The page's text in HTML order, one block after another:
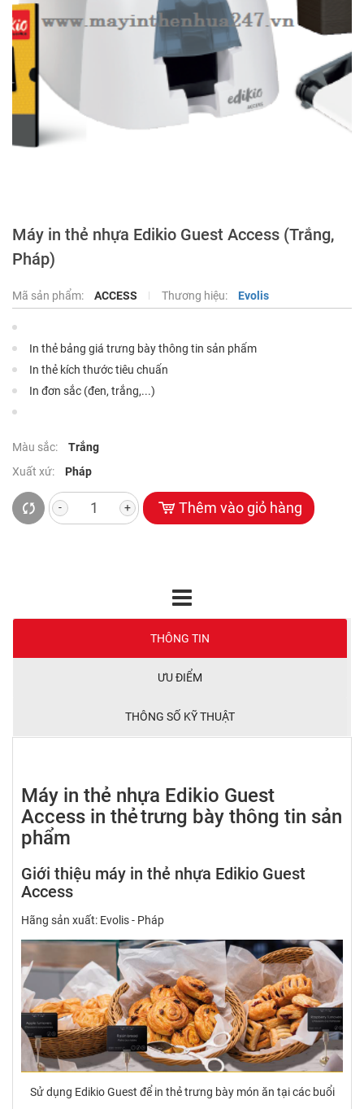
Máy in thẻ nhựa Edikio Guest Access (Trắng,
Pháp)
Mã sản phẩm: ACCESS Thương hiệu: Evolis
In thẻ bảng giá trưng bày thông tin sản phẩm
In thẻ kích thước tiêu chuẩn
In đơn sắc (đen, trắng,...)
Màu sắc:
Trắng
Xuất xứ:
Pháp
- + Thêm vào giỏ hàng
THÔNG TIN
ƯU ĐIỂM
THÔNG SỐ KỸ THUẬT
Máy in thẻ nhựa Edikio Guest
Access in thẻtrưng bày thông tin sản
phẩm
Giới thiệu máy in thẻ nhựa Edikio Guest
Access
Hãng sản xuất: Evolis - Pháp
Sử dụng Edikio Guest để in thẻ trưng bày món ăn tại các buổi